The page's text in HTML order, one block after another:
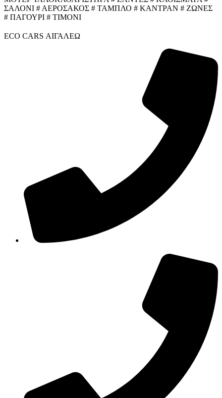
ΣΑΛΟΝΙ # ΑΕΡΟΣΑΚΟΣ # ΤΑΜΠΛΟ # ΚΑΝΤΡΑΝ # ΖΩΝΕΣ
# ΠΑΓΟΥΡΙ # ΤΙΜΟΝΙ
ECO CARS ΑΙΓΑΛΕΩ